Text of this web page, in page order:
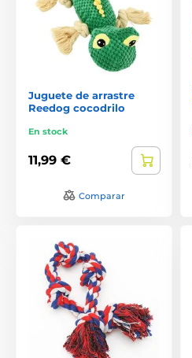
Juguete de arrastre
Reedog cocodrilo
En stock
11,99 €
Comparar